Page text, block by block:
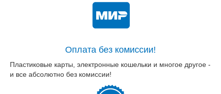
Оплата без комиссии!
Пластиковые карты, электронные кошельки и многое другое -
и все абсолютно без комиссии!